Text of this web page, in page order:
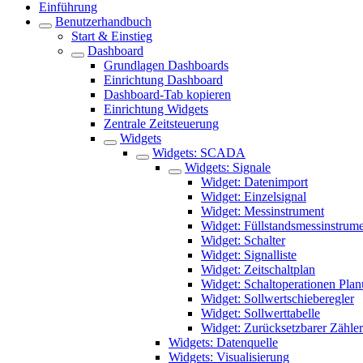
Einführung
Benutzerhandbuch
Start & Einstieg
Dashboard
Grundlagen Dashboards
Einrichtung Dashboard
Dashboard-Tab kopieren
Einrichtung Widgets
Zentrale Zeitsteuerung
Widgets
Widgets: SCADA
Widgets: Signale
Widget: Datenimport
Widget: Einzelsignal
Widget: Messinstrument
Widget:
Widget: Schalter
Widget: Signalliste
Widget: Zeitschaltplan
Widget: Schaltoperationen
Widget: Sollwertschieberegler
Widget: Sollwerttabelle
Widget: Zurücksetzbarer Zähler
Widgets: Datenquelle
Widgets: Visualisierung